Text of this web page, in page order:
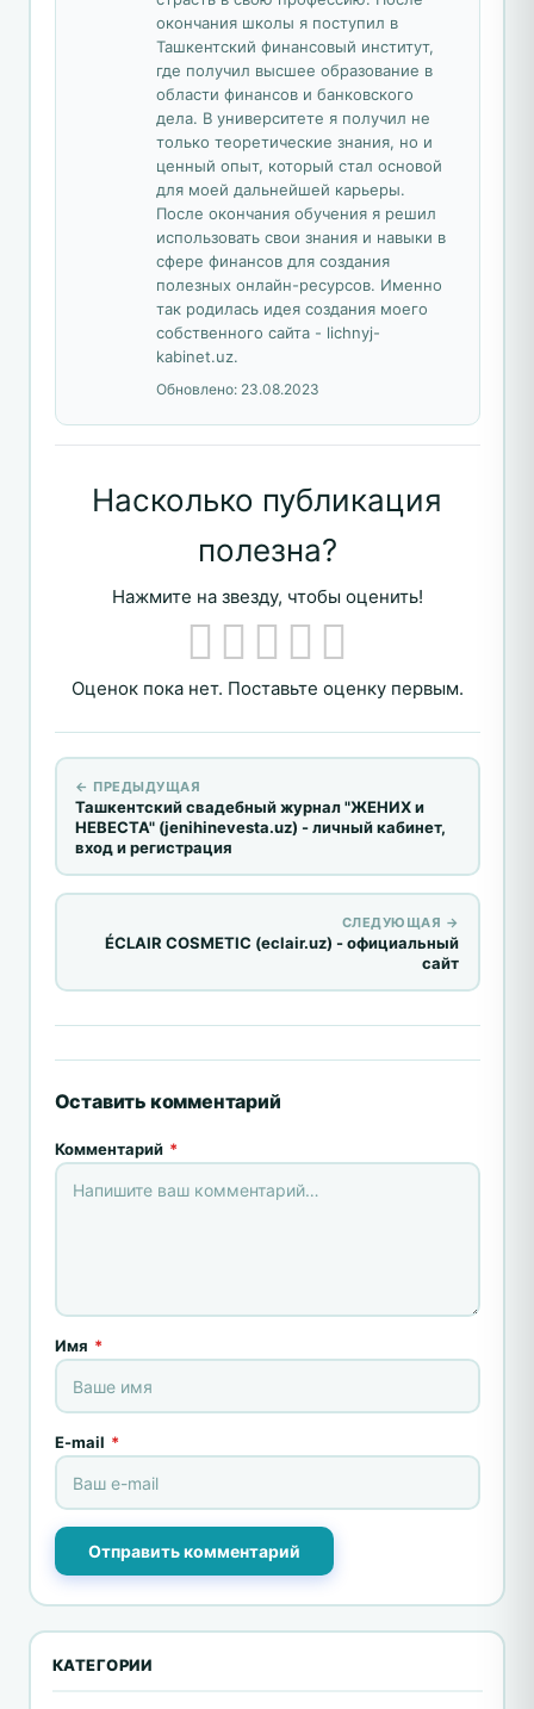
окончания школы я поступил в
Ташкентский финансовый институт,
где получил высшее образование в
области финансов и банковского
дела. В университете я получил не
только теоретические знания, но и
ценный опыт, который стал основой
для моей дальнейшей карьеры.
После окончания обучения я решил
использовать свои знания и навыки в
сфере финансов для создания
полезных онлайн-ресурсов. Именно
так родилась идея создания моего
собственного сайта - lichnyj-
kabinet.uz.
Обновлено: 23.08.2023
Насколько публикация
полезна?
Нажмите на звезду, чтобы оценить!
Оценок пока нет. Поставьте оценку первым.
← ПРЕДЫДУЩАЯ
Ташкентский свадебный журнал "ЖЕНИХ и
НЕВЕСТА" (jenihinevesta.uz) - личный кабинет,
вход и регистрация
СЛЕДУЮЩАЯ →
ÉCLAIR COSMETIC (eclair.uz) - официальный
сайт
Оставить комментарий
Комментарий *
Имя *
E-mail *
Отправить комментарий
КАТЕГОРИИ